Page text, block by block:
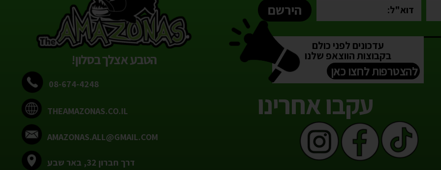
הירשם
עדכונים לפני כולם
בקבוצות הווצאפ שלנו
להצטרפות לחצו כאן
עקבו אחרינו
הטבע אצלך בסלון!
08-674-4248
THEAMAZONAS.CO.IL
AMAZONAS.ALL@GMAIL.COM
דרך חברון 32, באר שבע